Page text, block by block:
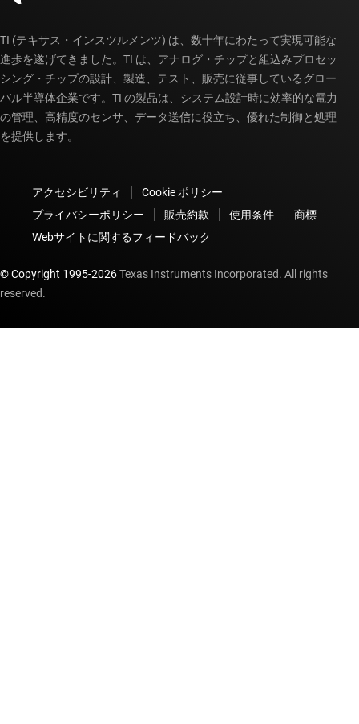
TI (テキサス・インスツルメンツ) は、数十年にわたって実現可能な
進歩を遂げてきました。TI は、アナログ・チップと組込みプロセッ
シング・チップの設計、製造、テスト、販売に従事しているグロー
バル半導体企業です。TI の製品は、システム設計時に効率的な電力
の管理、高精度のセンサ、データ送信に役立ち、優れた制御と処理
を提供します。
アクセシビリティ
Cookie ポリシー
プライバシーポリシー
販売約款 使用条件
商標
Webサイトに関するフィードバック
© Copyright 1995-2026Texas Instruments Incorporated. All rights
reserved.